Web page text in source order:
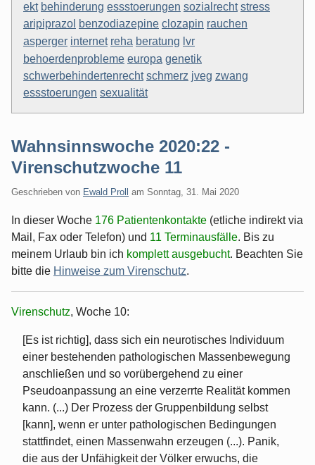
ekt behinderung essstoerungen sozialrecht stress
aripiprazol benzodiazepine clozapin rauchen
asperger internet reha beratung lvr
behoerdenprobleme europa genetik
schwerbehindertenrecht schmerz jveg zwang
essstoerungen sexualität
Wahnsinnswoche 2020:22 -
Virenschutzwoche 11
Geschrieben von Ewald Proll am Sonntag, 31. Mai 2020
In dieser Woche 176 Patientenkontakte (etliche indirekt via
Mail, Fax oder Telefon) und 11 Terminausfälle. Bis zu
meinem Urlaub bin ich komplett ausgebucht. Beachten Sie
bitte die Hinweise zum Virenschutz.
Virenschutz, Woche 10:
[Es ist richtig], dass sich ein neurotisches Individuum
einer bestehenden pathologischen Massenbewegung
anschließen und so vorübergehend zu einer
Pseudoanpassung an eine verzerrte Realität kommen
kann. (...) Der Prozess der Gruppenbildung selbst
[kann], wenn er unter pathologischen Bedingungen
stattfindet, einen Massenwahn erzeugen (...). Panik,
die aus der Unfähigkeit der Völker erwuchs, die